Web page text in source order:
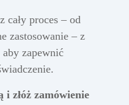
cały proces – od
zastosowanie – z
aby zapewnić
i złóż zamówienie